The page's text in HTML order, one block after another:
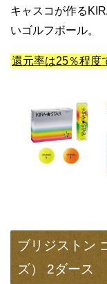
キャスコが作る
いゴルフボール。
還元率は25％程度
ブリジストン
ズ） 2ダース